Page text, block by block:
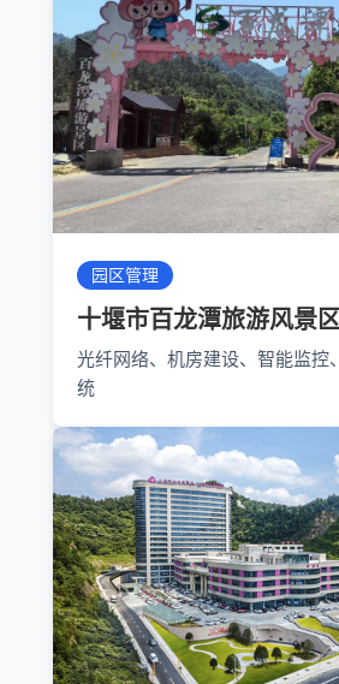
园区管理
十堰市百龙潭旅游风景
光纤网络、机房建设、智能监控
统